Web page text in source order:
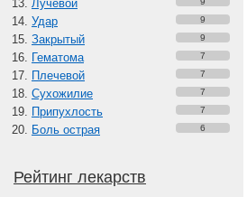
Лучевой
Удар 9
Закрытый 9
Гематома 7
Плечевой 7
Сухожилие 7
Припухлость 7
Боль острая 6
Рейтинг лекарств